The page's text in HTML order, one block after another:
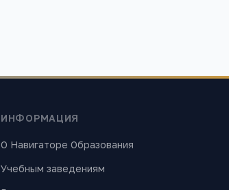
ИНФОРМАЦИЯ
О Навигаторе Образования
Учебным заведениям